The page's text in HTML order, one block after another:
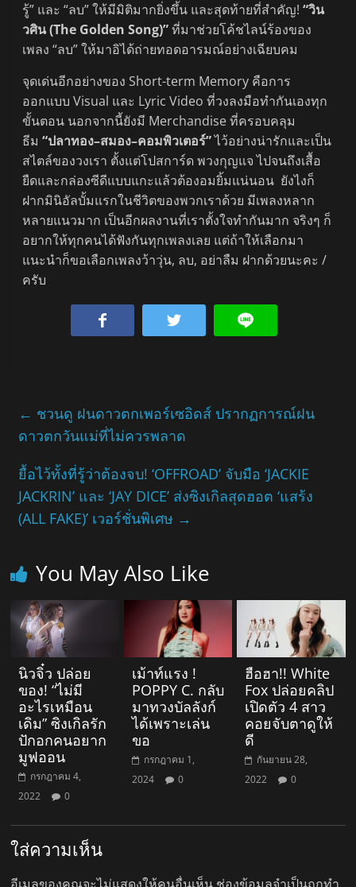
รู้” และ “ลบ” ให้มีมิติมากยิ่งขึ้น และสุดท้ายที่สำคัญ!“วิน
วศิน (The Golden Song)”ที่มาช่วยโค้ชไลน์ร้องของ
เพลง “ลบ” ให้มาอิได้ถ่ายทอดอารมณ์อย่างเฉียบคม
จุดเด่นอีกอย่างของ Short-term Memory คือการ
ออกแบบ Visual และ Lyric Video ที่วงลงมือทำกันเองทุก
ขั้นตอน นอกจากนี้ยังมี Merchandise ที่ครอบคลุม
ธีม“ปลาทอง–สมอง–คอมพิวเตอร์”ไว้อย่างน่ารักและเป็น
สไตล์ของวงเรา ตั้งแต่โปสการ์ด พวงกุญแจ ไปจนถึงเสื้อ
ยืดและกล่องซีดีแบบแกะแล้วต้องอมยิ้มแน่นอน ยังไงก็
ฝากมินิอัลบั้มแรกในชีวิตของพวกเราด้วย มีเพลงหลาก
หลายแนวมาก เป็นอีกผลงานที่เราตั้งใจทำกันมาก จริงๆ ก็
อยากให้ทุกคนได้ฟังกันทุกเพลงเลย แต่ถ้าให้เลือกมา
แนะนำก็ขอเลือกเพลงว้าวุ่น, ลบ, อย่าลืม ฝากด้วยนะคะ /
ครับ
← ชวนดู ฝนดาวตกเพอร์เซอิดส์ ปรากฏการณ์ฝน
ดาวตกวันแม่ที่ไม่ควรพลาด
ยื้อไว้ทั้งที่รู้ว่าต้องจบ! ‘OFFROAD’ จับมือ ‘JACKIE
JACKRIN’ และ ‘JAY DICE’ ส่งซิงเกิลสุดฮอต ‘แสร้ง
(ALL FAKE)’ เวอร์ชั่นพิเศษ →
You May Also Like
นิวจิ๋ว ปล่อย
ของ! “ไม่มี
อะไรเหมือน
เดิม” ซิงเกิลรัก
ปักอกคนอยาก
มูฟออน
กรกฎาคม 4,
2022
0
เม้าท์แรง !
POPPY C. กลับ
มาทวงบัลลังก์
ได้เพราะเล่น
ขอ
กรกฎาคม 1,
2024
0
ฮือฮา!! White
Fox ปล่อยคลิป
เปิดตัว 4 สาว
คอยจับตาดูให้
ดี
กันยายน 28,
2022
0
ใส่ความเห็น